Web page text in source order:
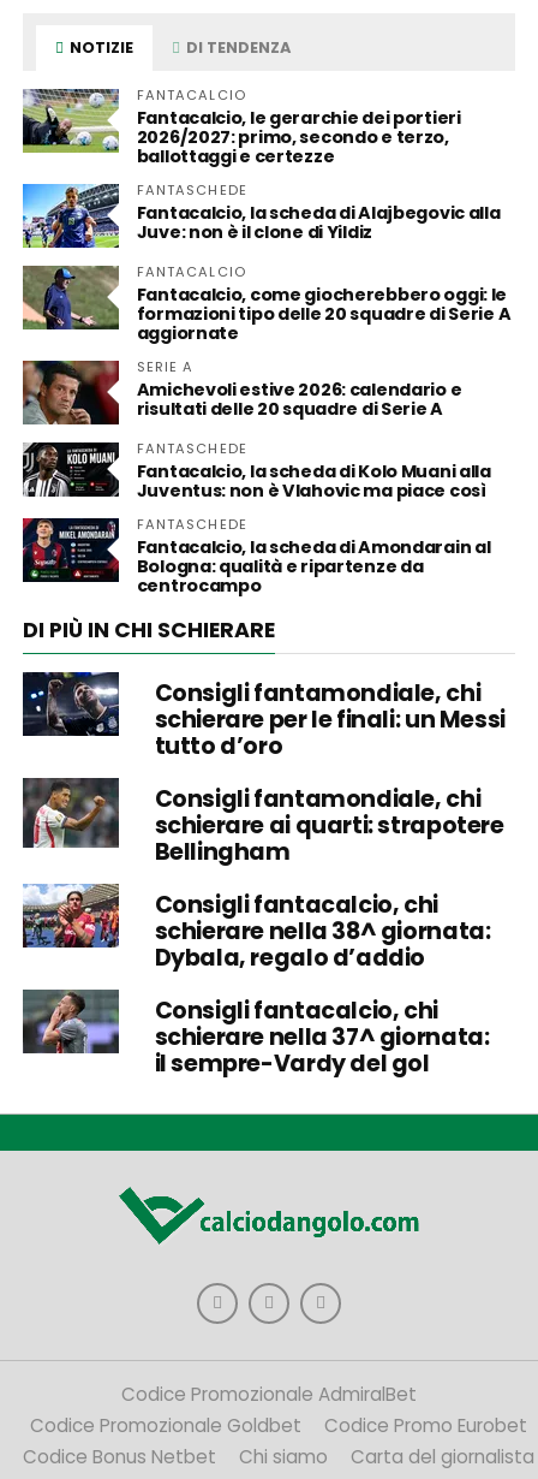
NOTIZIE DI TENDENZA
FANTACALCIO
Fantacalcio, le gerarchie dei portieri
2026/2027: primo, secondo e terzo,
ballottaggi e certezze
FANTASCHEDE
Fantacalcio, la scheda di Alajbegovic alla
Juve: non è il clone di Yildiz
FANTACALCIO
Fantacalcio, come giocherebbero oggi: le
formazioni tipo delle 20 squadre di Serie A
aggiornate
SERIE A
Amichevoli estive 2026: calendario e
risultati delle 20 squadre di Serie A
FANTASCHEDE
Fantacalcio, la scheda di Kolo Muani alla
Juventus: non è Vlahovic ma piace così
FANTASCHEDE
Fantacalcio, la scheda di Amondarain al
Bologna: qualità e ripartenze da
centrocampo
DI PIÙ IN CHI SCHIERARE
Consigli fantamondiale, chi
schierare per le finali: un Messi
tutto d’oro
Consigli fantamondiale, chi
schierare ai quarti: strapotere
Bellingham
Consigli fantacalcio, chi
schierare nella 38^ giornata:
Dybala, regalo d’addio
Consigli fantacalcio, chi
schierare nella 37^ giornata:
il sempre-Vardy del gol
Codice Promozionale AdmiralBet
Codice Promozionale Goldbet
Codice Promo Eurobet
Codice Bonus Netbet
Chi siamo
Carta del giornalista